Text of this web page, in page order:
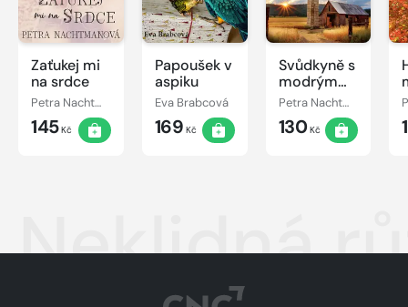
Zaťukej mi
na srdce
Petra Nachtmanová
145Kč
Papoušek v
aspiku
Eva Brabcová
169 Kč
Svůdkyně s
modrým
nebem nadPetra Nachtmanová
130Kč
Neklidná